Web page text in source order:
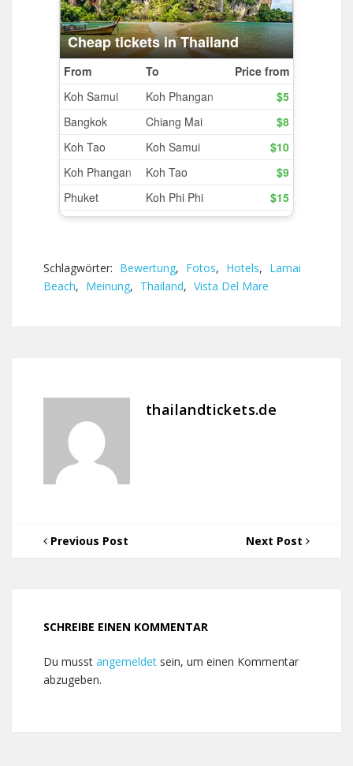
Schlagwörter: Bewertung, Fotos, Hotels, Lamai
Beach, Meinung, Thailand, Vista Del Mare
thailandtickets.de
Previous Post Next Post
SCHREIBE EINEN KOMMENTAR
Du musst angemeldet sein, um einen Kommentar
abzugeben.